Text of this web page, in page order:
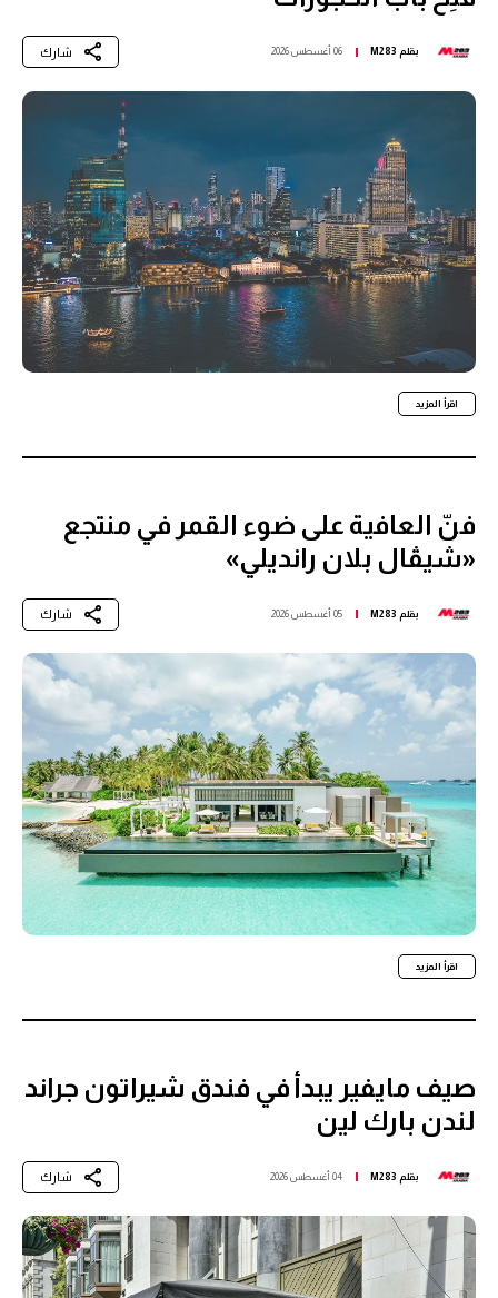
بقلم M283 06 أغسطس 2026 شارك
اقرأ المزيد
فنّ العافية على ضوء القمر في منتجع
«شيڤال بلان رانديلي»
بقلم M283 05 أغسطس 2026 شارك
اقرأ المزيد
صيف مايفير يبدأ في فندق شيراتون جراند
لندن بارك لين
بقلم M283 04 أغسطس 2026 شارك